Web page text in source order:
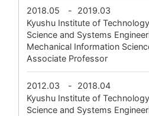
2018.05 -
2019.03
Kyushu Institute of
Science and Systems
Mechanical Information
Associate Professor
2012.03 -
2018.04
Kyushu Institute of
Science and Systems